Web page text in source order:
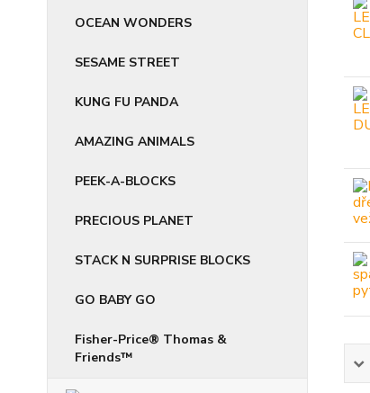
OCEAN WONDERS
SESAME STREET
KUNG FU PANDA
AMAZING ANIMALS
PEEK-A-BLOCKS
PRECIOUS PLANET
STACK N SURPRISE BLOCKS
GO BABY GO
Fisher-Price® Thomas &
Friends™